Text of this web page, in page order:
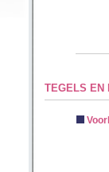
TEGELS EN